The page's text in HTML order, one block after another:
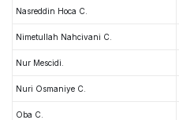
Nasreddin Hoca C.
Nimetullah Nahcivani C.
Nur Mescidi.
Nuri Osmaniye C.
Oba C.